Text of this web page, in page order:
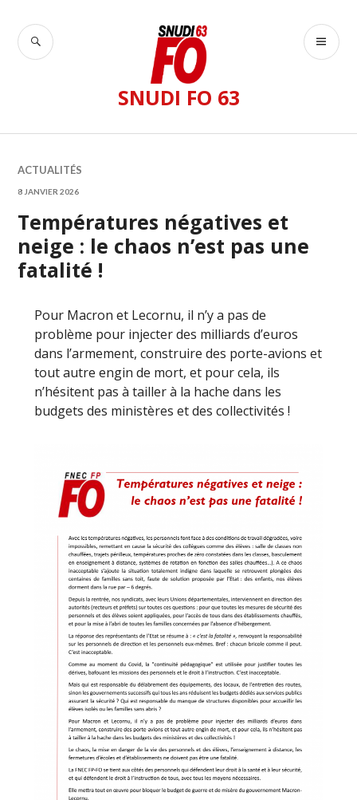
contenu
SNUDI FO 63
RECHERCHE
ACTUALITÉS
8 JANVIER 2026
Températures négatives et
neige : le chaos n’est pas une
fatalité !
Pour Macron et Lecornu, il n’y a pas de
problème pour injecter des milliards d’euros
dans l’armement, construire des porte-avions et
tout autre engin de mort, et pour cela, ils
n’hésitent pas à tailler à la hache dans les
budgets des ministères et des collectivités !